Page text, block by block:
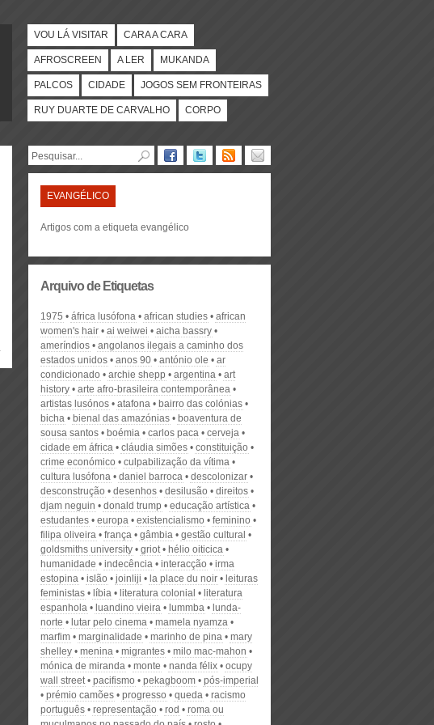
VOU LÁ VISITAR CARA A CARA
AFROSCREEN A LER MUKANDA
PALCOS CIDADE JOGOS SEM FRONTEIRAS
RUY DUARTE DE CARVALHO CORPO
EVANGÉLICO
Artigos com a etiqueta evangélico
Arquivo de Etiquetas
1975 áfrica lusófona african studies
african
women's hair
ai weiwei
aicha bassry
ameríndios
angolanos ilegais a caminho dos
estados unidos
anos 90 antónio ole
ar
condicionado
archie shepp argentina
art
history
arte afro-brasileira contemporânea
artistas lusónos
atafona
bairro das colónias
bicha
bienal das amazónias
boaventura de
sousa santos
boémia carlos paca
cerveja
cidade em áfrica
cláudia simões
constituição
crime económico
culpabilização da vítima
cultura lusófona
daniel barroca
descolonizar
desconstrução
desenhos desilusão
direitos
djam neguin
donald trump
educação artística
estudantes
europa existencialismo
feminino
filipa oliveira
frança gâmbia
gestão cultural
goldsmiths university
griot
hélio oiticica
humanidade
indecência interacção
irma
estopina
islão joinliji la place du noir
leituras
feministas
líbia literatura colonial
literatura
espanhola
luandino vieira lummba
lunda-
norte
lutar pelo cinema
mamela nyamza
marfim
marginalidade marinho de pina
mary
shelley
menina migrantes
milo mac-mahon
mónica de miranda
monte nanda félix
ocupy
wall street
pacifismo pekagboom
pós-imperial
prémio camões
progresso queda
racismo
português
representação rod
roma ou